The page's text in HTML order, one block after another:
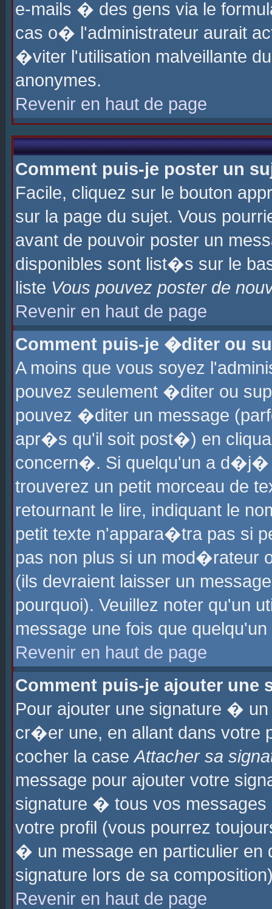
e-mails � des gens via le
cas o� l'administrateur aurait
�viter l'utilisation malveillante
anonymes.
Revenir en haut de page
Comment puis-je poster un
Facile, cliquez sur le bouton
sur la page du sujet. Vous
avant de pouvoir poster un
disponibles sont list�s sur le
liste Vous pouvez poster de
Revenir en haut de page
Comment puis-je �diter ou
A moins que vous soyez
pouvez seulement �diter ou
pouvez �diter un message
apr�s qu'il soit post�) en
concern�. Si quelqu'un a
trouverez un petit morceau de
retournant le lire, indiquant le
petit texte n'appara�tra pas si
pas non plus si un mod�rateur
(ils devraient laisser un
pourquoi). Veuillez noter qu'un
message une fois que
Revenir en haut de page
Comment puis-je ajouter une
Pour ajouter une signature �
cr�er une, en allant dans
cocher la caseAttacher sa
message pour ajouter votre
signature � tous vos
votre profil (vous pourrez
� un message en particulier
signature lors de sa
Revenir en haut de page